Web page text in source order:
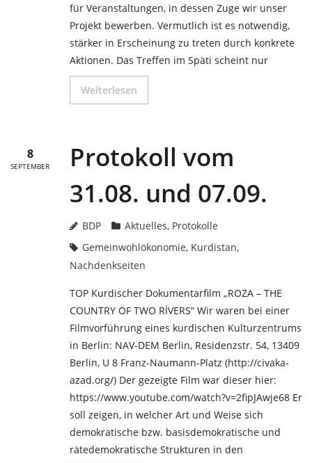
für Veranstaltungen, in dessen Zuge wir unser
Projekt bewerben. Vermutlich ist es notwendig,
stärker in Erscheinung zu treten durch konkrete
Aktionen. Das Treffen im Späti scheint nur
Weiterlesen
Protokoll vom
31.08. und 07.09.
8
SEPTEMBER
BDP Aktuelles, Protokolle
Gemeinwohlökonomie, Kurdistan,
Nachdenkseiten
TOP Kurdischer Dokumentarfilm „ROZA – THE
COUNTRY OF TWO RİVERS“ Wir waren bei einer
Filmvorführung eines kurdischen Kulturzentrums
in Berlin: NAV-DEM Berlin, Residenzstr. 54, 13409
Berlin, U 8 Franz-Naumann-Platz (http://civaka-
azad.org/) Der gezeigte Film war dieser hier:
https://www.youtube.com/watch?v=2fipJAwje68 Er
soll zeigen, in welcher Art und Weise sich
demokratische bzw. basisdemokratische und
rätedemokratische Strukturen in den